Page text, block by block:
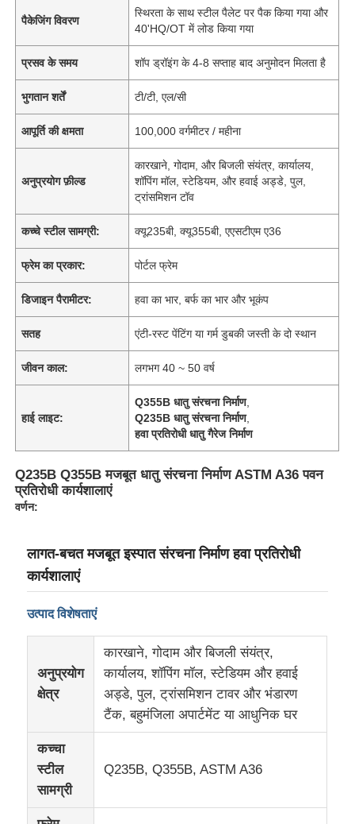
पैकेजिंग विवरण
स्थिरता के साथ स्टील पैलेट पर पैक किया गया और
40'HQ/OT में लोड किया गया
प्रसव के समय शॉप ड्रॉइंग के 4-8 सप्ताह बाद अनुमोदन मिलता है
भुगतान शर्तें टी/टी, एल/सी
आपूर्ति की क्षमता 100,000 वर्गमीटर / महीना
अनुप्रयोग फ़ील्ड
कारखाने, गोदाम, और बिजली संयंत्र, कार्यालय,
शॉपिंग मॉल, स्टेडियम, और हवाई अड्डे, पुल,
ट्रांसमिशन टॉव
कच्चे स्टील सामग्री: क्यू235बी, क्यू355बी, एएसटीएम ए36
फ्रेम का प्रकार: पोर्टल फ्रेम
डिजाइन पैरामीटर: हवा का भार, बर्फ का भार और भूकंप
सतह एंटी-रस्ट पेंटिंग या गर्म डुबकी जस्ती के दो स्थान
जीवन काल: लगभग 40 ~ 50 वर्ष
हाई लाइट:
Q355B धातु संरचना निर्माण,
Q235B धातु संरचना निर्माण,
हवा प्रतिरोधी धातु गैरेज निर्माण
Q235B Q355B मजबूत धातु संरचना निर्माण ASTM A36 पवन
प्रतिरोधी कार्यशालाएं
वर्णन:
लागत-बचत मजबूत इस्पात संरचना निर्माण हवा प्रतिरोधी
कार्यशालाएं
उत्पाद विशेषताएं
अनुप्रयोग
क्षेत्र
कारखाने, गोदाम और बिजली संयंत्र,
कार्यालय, शॉपिंग मॉल, स्टेडियम और हवाई
अड्डे, पुल, ट्रांसमिशन टावर और भंडारण
टैंक, बहुमंजिला अपार्टमेंट या आधुनिक घर
कच्चा
स्टील
सामग्री
Q235B, Q355B, ASTM A36